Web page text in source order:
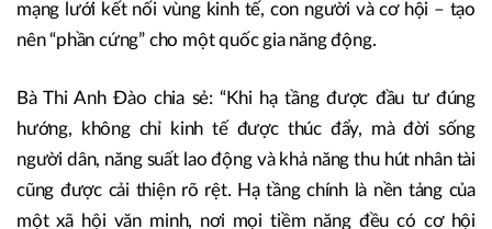
mạng lưới kết nối vùng kinh tế, con người và cơ hội – tạo
nên “phần cứng” cho một quốc gia năng động.
Bà Thi Anh Đào chia sẻ: “Khi hạ tầng được đầu tư đúng
hướng, không chỉ kinh tế được thúc đẩy, mà đời sống
người dân, năng suất lao động và khả năng thu hút nhân tài
cũng được cải thiện rõ rệt. Hạ tầng chính là nền tảng của
một xã hội văn minh, nơi mọi tiềm năng đều có cơ hội